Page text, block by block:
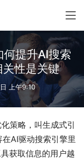
何提升AI搜索
性是关键
上午9:10
策略，叫生成式引
AI驱动搜索引擎里
获取信息的用户越